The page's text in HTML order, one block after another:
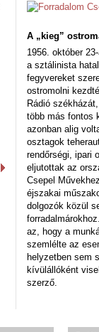
A „kieg”
1956. október
a sztálinista
fegyvereket
ostromolni
Rádió
több más fontos
azonban alig
osztagok
rendőrségi, ipari
eljutottak az
Csepel
éjszakai
dolgozók közül
az, hogy a
szemlélte az
helyzetben sem
kívülállóként
szerző.